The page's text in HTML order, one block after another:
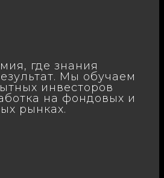
где знания
Мы обучаем
инвесторов
на фондовых и
рынках.